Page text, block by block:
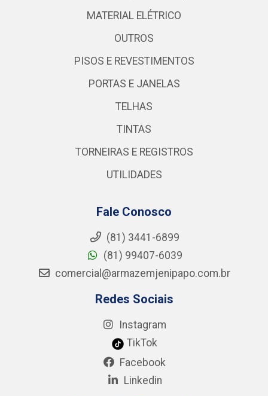
MATERIAL ELÉTRICO
OUTROS
PISOS E REVESTIMENTOS
PORTAS E JANELAS
TELHAS
TINTAS
TORNEIRAS E REGISTROS
UTILIDADES
Fale Conosco
(81) 3441-6899
(81) 99407-6039
comercial@armazemjenipapo.com.br
Redes Sociais
Instagram
TikTok
Facebook
Linkedin